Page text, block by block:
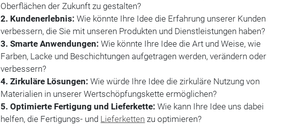
Oberflächen der Zukunft zu gestalten?
2. Kundenerlebnis: Wie könnte Ihre Idee die Erfahrung unserer Kunden
verbessern, die Sie mit unseren Produkten und Dienstleistungen haben?
3. Smarte Anwendungen: Wie könnte Ihre Idee die Art und Weise, wie
Farben, Lacke und Beschichtungen aufgetragen werden, verändern oder
verbessern?
4. Zirkuläre Lösungen: Wie würde Ihre Idee die zirkuläre Nutzung von
Materialien in unserer Wertschöpfungskette ermöglichen?
5. Optimierte Fertigung und Lieferkette: Wie kann Ihre Idee uns dabei
helfen, die Fertigungs- und Lieferketten zu optimieren?